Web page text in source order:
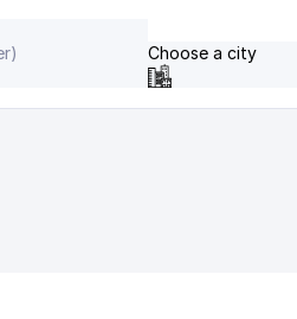
Choose a city